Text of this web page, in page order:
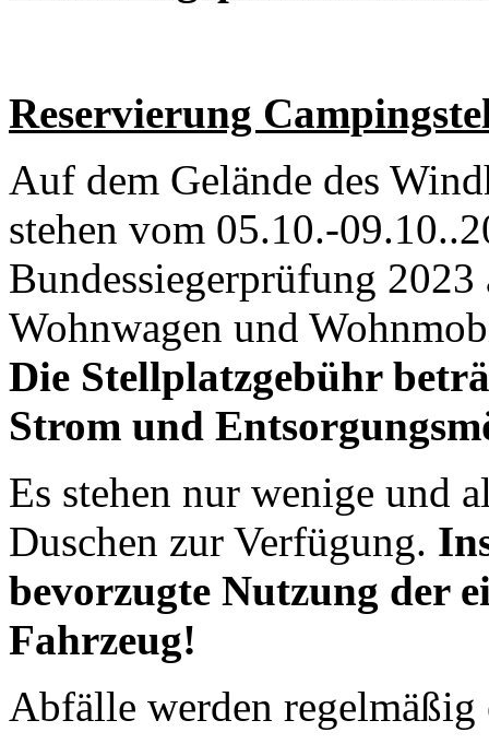
Reservierung
Auf dem Gelände des
stehen vom 05.10.-
Bundessiegerprüfung
Wohnwagen und
Die Stellplatzgebühr
Strom und
Es stehen nur wenige und
Duschen zur Verfügung.
bevorzugte Nutzung der
Fahrzeug!
Abfälle werden regelmäßig